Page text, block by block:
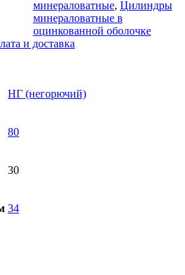
минераловатные, Цилиндры
минераловатные в
оцинкованной оболочке
и доставка
НГ (негорючий)
80
30
34